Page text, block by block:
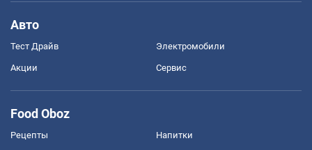
Авто
Тест Драйв Электромобили
Акции Сервис
Food Oboz
Рецепты Напитки